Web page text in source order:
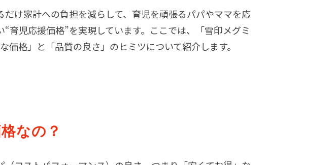
け家計への負担を減らして、育児を頑張るパパやママを応
児応援価格”を実現しています。ここでは、「雪印メグミ
格」と「品質の良さ」のヒミツについて紹介します。
なの？